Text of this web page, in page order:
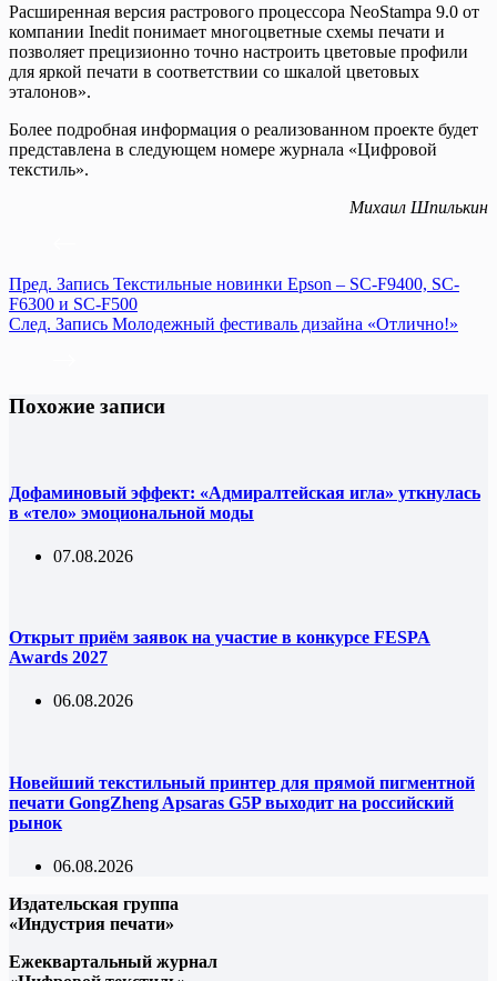
Расширенная версия растрового процессора NeoStampa 9.0 от
компании Inedit понимает многоцветные схемы печати и
позволяет прецизионно точно настроить цветовые профили
для яркой печати в соответствии со шкалой цветовых
эталонов».
Более подробная информация о реализованном проекте будет
представлена в следующем номере журнала «Цифровой
текстиль».
Михаил Шпилькин
Пред. Запись Текстильные новинки Epson – SC-F9400, SC-
F6300 и SC-F500
След. Запись Молодежный фестиваль дизайна «Отлично!»
Похожие записи
Дофаминовый эффект: «Адмиралтейская игла» уткнулась
в «тело» эмоциональной моды
07.08.2026
Открыт приём заявок на участие в конкурсе FESPA
Awards 2027
06.08.2026
Новейший текстильный принтер для прямой пигментной
печати GongZheng Apsaras G5P выходит на российский
рынок
06.08.2026
Издательская группа
«Индустрия печати»
Ежеквартальный журнал